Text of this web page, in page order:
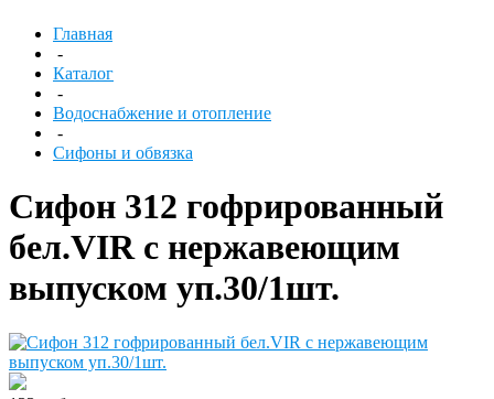
Главная
-
Каталог
-
Водоснабжение и отопление
-
Сифоны и обвязка
Сифон 312 гофрированный
бел.VIR с нержавеющим
выпуском уп.30/1шт.